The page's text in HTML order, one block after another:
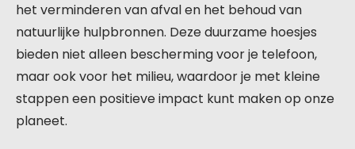
het verminderen van afval en het behoud van
natuurlijke hulpbronnen. Deze duurzame hoesjes
bieden niet alleen bescherming voor je telefoon,
maar ook voor het milieu, waardoor je met kleine
stappen een positieve impact kunt maken op onze
planeet.